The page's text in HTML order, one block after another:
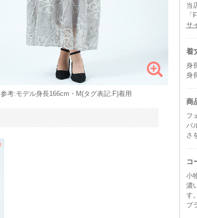
当
「
サ
着
身
身
商
フ
バ
さ
コ
小
濃
す。
ブ
参考:モデル身長166cm・M(タグ表記:F)着用